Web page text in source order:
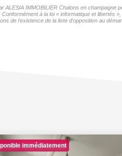
IMMOBILIER Chalons en
à la loi « informatique et
de l'existence de la liste d'opposition au
immédiatement